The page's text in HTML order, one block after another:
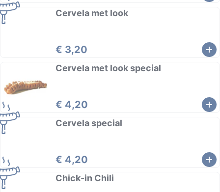
Cervela met look
€ 3,20
Cervela met look special
€ 4,20
Cervela special
€ 4,20
Chick-in Chili